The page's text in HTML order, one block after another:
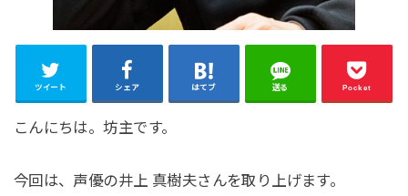
ツイート シェア はてブ 送る Pocket
こんにちは。坊主です。
今回は、声優の井上 真樹夫さんを取り上げます。